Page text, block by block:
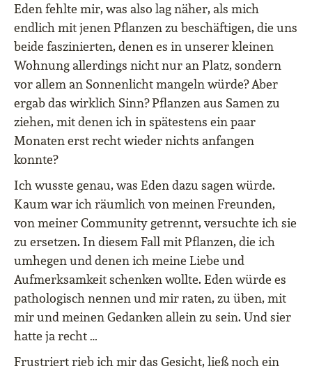
Eden fehlte mir, was also lag näher, als mich
endlich mit jenen Pflanzen zu beschäftigen, die uns
beide faszinierten, denen es in unserer kleinen
Wohnung allerdings nicht nur an Platz, sondern
vor allem an Sonnenlicht mangeln würde? Aber
ergab das wirklich Sinn? Pflanzen aus Samen zu
ziehen, mit denen ich in spätestens ein paar
Monaten erst recht wieder nichts anfangen
konnte?
Ich wusste genau, was Eden dazu sagen würde.
Kaum war ich räumlich von meinen Freunden,
von meiner Community getrennt, versuchte ich sie
zu ersetzen. In diesem Fall mit Pflanzen, die ich
umhegen und denen ich meine Liebe und
Aufmerksamkeit schenken wollte. Eden würde es
pathologisch nennen und mir raten, zu üben, mit
mir und meinen Gedanken allein zu sein. Und sier
hatte ja recht …
Frustriert rieb ich mir das Gesicht, ließ noch ein